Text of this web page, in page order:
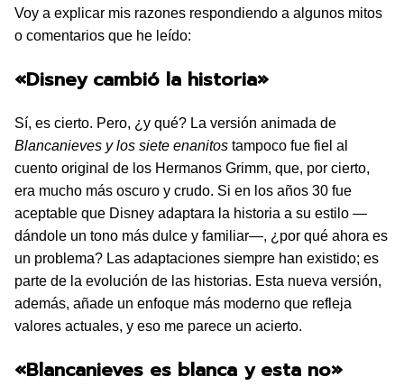
Voy a explicar mis razones respondiendo a algunos mitos
o comentarios que he leído:
«Disney cambió la historia»
Sí, es cierto. Pero, ¿y qué? La versión animada de
Blancanieves y los siete enanitos tampoco fue fiel al
cuento original de los Hermanos Grimm, que, por cierto,
era mucho más oscuro y crudo. Si en los años 30 fue
aceptable que Disney adaptara la historia a su estilo —
dándole un tono más dulce y familiar—, ¿por qué ahora es
un problema? Las adaptaciones siempre han existido; es
parte de la evolución de las historias. Esta nueva versión,
además, añade un enfoque más moderno que refleja
valores actuales, y eso me parece un acierto.
«Blancanieves es blanca y esta no»